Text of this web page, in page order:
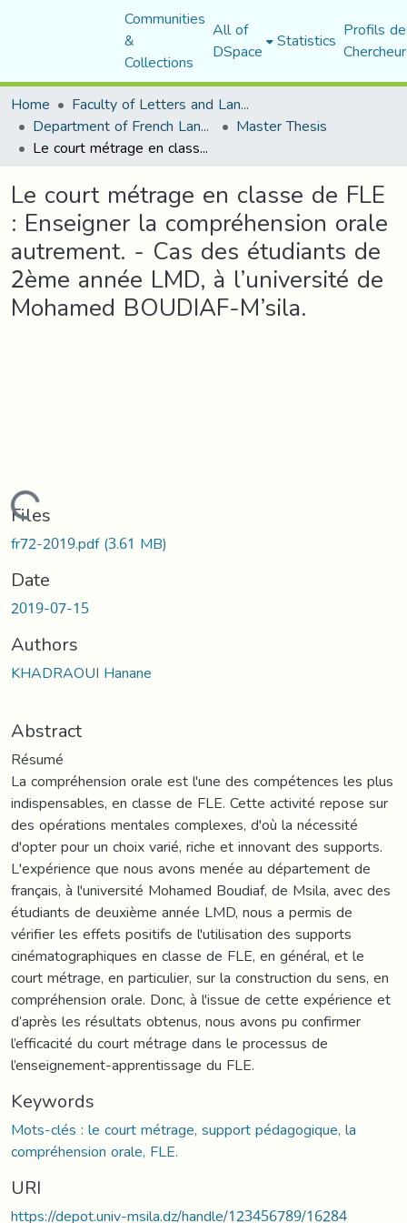
Communities
&
Collections
All of
DSpace Statistics Profils
Home
Faculty of Letters and Languages
Department of French Language and Literature Master Thesis
Le court métrage en classe de FLE : Enseigner la compréhension orale autrement. - Cas des étudiants de 2ème année LMD, à l’université de Mohamed BOUDIAF-M’sila.
Le court métrage en classe de FLE
: Enseigner la compréhension orale
autrement. - Cas des étudiants de
2ème année LMD, à l’université de
Mohamed BOUDIAF-M’sila.
Loading...
Files
fr72-2019.pdf(3.61 MB)
Date
2019-07-15
Authors
KHADRAOUI Hanane
Abstract
Résumé
La compréhension orale est l'une des compétences les plus
indispensables, en classe de FLE. Cette activité repose sur
des opérations mentales complexes, d'où la nécessité
d'opter pour un choix varié, riche et innovant des supports.
L'expérience que nous avons menée au département de
français, à l'université Mohamed Boudiaf, de Msila, avec des
étudiants de deuxième année LMD, nous a permis de
vérifier les effets positifs de l'utilisation des supports
cinématographiques en classe de FLE, en général, et le
court métrage, en particulier, sur la construction du sens, en
compréhension orale. Donc, à l'issue de cette expérience et
d’après les résultats obtenus, nous avons pu confirmer
l’efficacité du court métrage dans le processus de
l’enseignement-apprentissage du FLE.
Keywords
Mots-clés : le court métrage, support pédagogique, la
compréhension orale, FLE.
URI
https://depot.univ-msila.dz/handle/123456789/16284